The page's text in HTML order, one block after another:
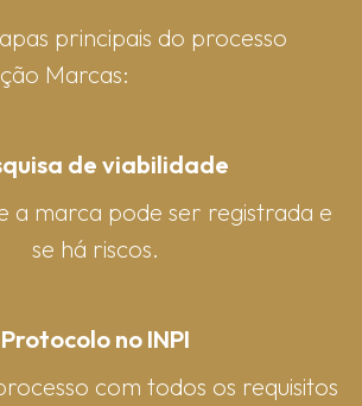
principais do processo
Marcas:
de viabilidade
a marca pode ser registrada e
se há riscos.
Protocolo no INPI
com todos os requisitos